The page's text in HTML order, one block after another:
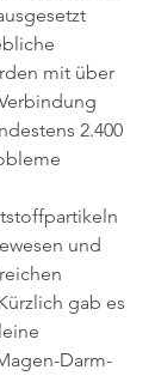
mit über
2.400
und
gab es
Darm-